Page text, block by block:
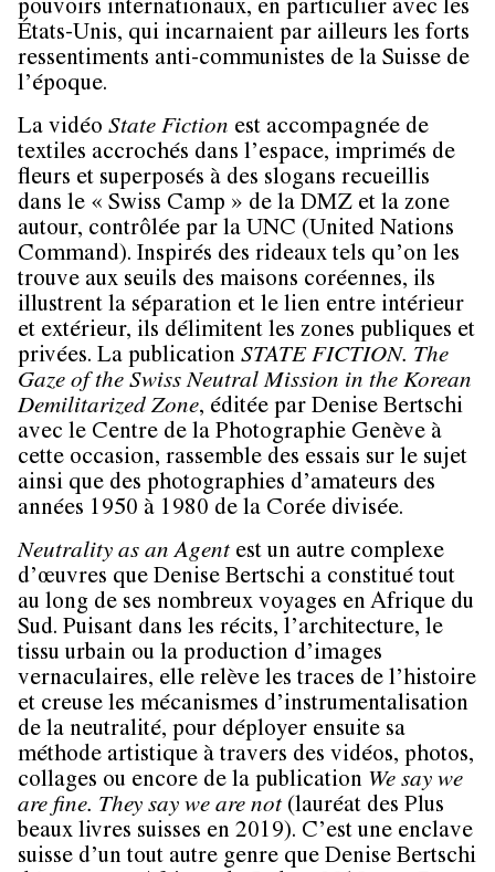
pouvoirs internationaux, en particulier avec les
États-Unis, qui incarnaient par ailleurs les forts
ressentiments anti-communistes de la Suisse de
l’époque.
La vidéo State Fiction est accompagnée de
textiles accrochés dans l’espace, imprimés de
fleurs et superposés à des slogans recueillis
dans le « Swiss Camp » de la DMZ et la zone
autour, contrôlée par la UNC (United Nations
Command). Inspirés des rideaux tels qu’on les
trouve aux seuils des maisons coréennes, ils
illustrent la séparation et le lien entre intérieur
et extérieur, ils délimitent les zones publiques et
privées. La publication STATE FICTION. The
Gaze of the Swiss Neutral Mission in the Korean
Demilitarized Zone, éditée par Denise Bertschi
avec le Centre de la Photographie Genève à
cette occasion, rassemble des essais sur le sujet
ainsi que des photographies d’amateurs des
années 1950 à 1980 de la Corée divisée.
Neutrality as an Agent est un autre complexe
d’œuvres que Denise Bertschi a constitué tout
au long de ses nombreux voyages en Afrique du
Sud. Puisant dans les récits, l’architecture, le
tissu urbain ou la production d’images
vernaculaires, elle relève les traces de l’histoire
et creuse les mécanismes d’instrumentalisation
de la neutralité, pour déployer ensuite sa
méthode artistique à travers des vidéos, photos,
collages ou encore de la publication We say we
are fine. They say we are not(lauréat des Plus
beaux livres suisses en 2019). C’est une enclave
suisse d’un tout autre genre que Denise Bertschi